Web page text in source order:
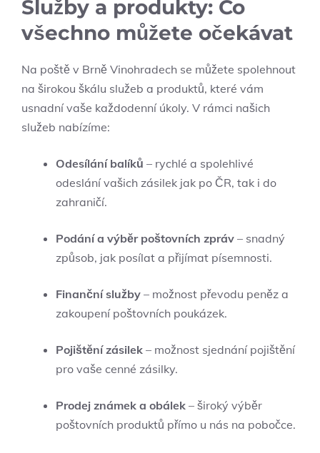
Služby a produkty: Co
všechno můžete očekávat
Na poště v Brně Vinohradech se můžete spolehnout
na širokou škálu služeb a produktů, které vám
⁣usnadní ​vaše každodenní úkoly. V rámci​ našich
služeb nabízíme:
Odesílání ⁢balíků – ‌rychlé a spolehlivé
odeslání vašich zásilek jak po ČR, tak i do
zahraničí.
Podání a​ výběr poštovních zpráv – snadný
způsob,⁢ jak posílat a přijímat písemnosti.
Finanční služby – možnost převodu peněz ⁢a
zakoupení poštovních poukázek.
Pojištění zásilek – možnost sjednání pojištění
pro vaše cenné zásilky.
Prodej známek a obálek – široký výběr
poštovních produktů přímo u nás na⁤ pobočce.